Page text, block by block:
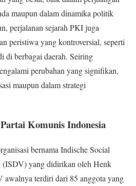
maupun dalam dinamika politik
perjalanan sejarah PKI juga
peristiwa yang kontroversial, seperti
di berbagai daerah. Seiring
perubahan yang signifikan,
maupun dalam strategi
Komunis Indonesia
bernama Indische Social
(ISDV) yang didirikan oleh Henk
awalnya terdiri dari 85 anggota yang